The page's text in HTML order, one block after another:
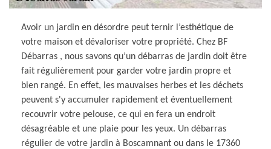
Avoir un jardin en désordre peut ternir l’esthétique de
votre maison et dévaloriser votre propriété. Chez BF
Débarras , nous savons qu’un débarras de jardin doit être
fait régulièrement pour garder votre jardin propre et
bien rangé. En effet, les mauvaises herbes et les déchets
peuvent s'y accumuler rapidement et éventuellement
recouvrir votre pelouse, ce qui en fera un endroit
désagréable et une plaie pour les yeux. Un débarras
régulier de votre jardin à Boscamnant ou dans le 17360